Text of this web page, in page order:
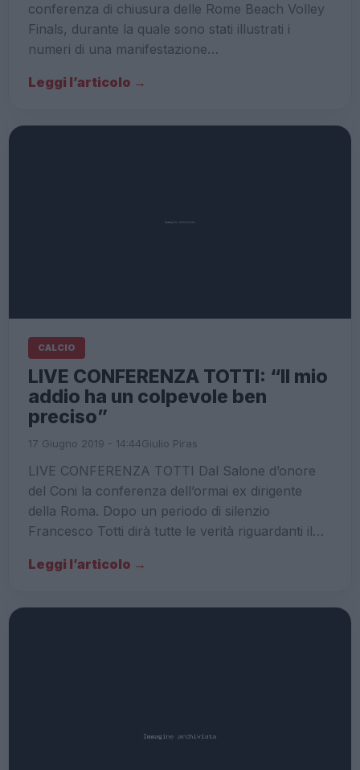
conferenza di chiusura delle Rome Beach Volley
Finals, durante la quale sono stati illustrati i
numeri di una manifestazione…
Leggi l’articolo →
CALCIO
LIVE CONFERENZA TOTTI: “Il mio
addio ha un colpevole ben
preciso”
17 Giugno 2019 - 14:44Giulio Piras
LIVE CONFERENZA TOTTI Dal Salone d’onore
del Coni la conferenza dell’ormai ex dirigente
della Roma. Dopo un periodo di silenzio
Francesco Totti dirà tutte le verità riguardanti il…
Leggi l’articolo →